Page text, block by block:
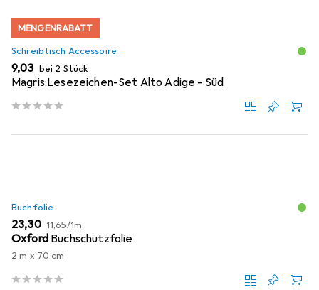
MENGENRABATT
Schreibtisch Accessoire
EUR
9,03 bei 2 Stück
Magris:Lesezeichen-Set Alto Adige - Süd
Buchfolie
EUR
23,30 EUR
11,65/1m
Oxford Buchschutzfolie
2 m x 70 cm